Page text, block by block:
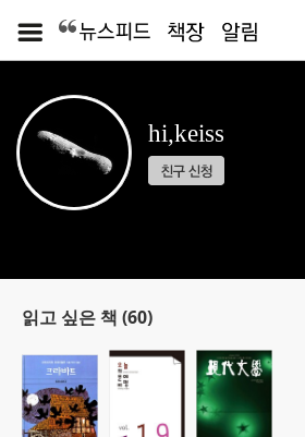
hi,keiss
읽고 싶은 책 (60)